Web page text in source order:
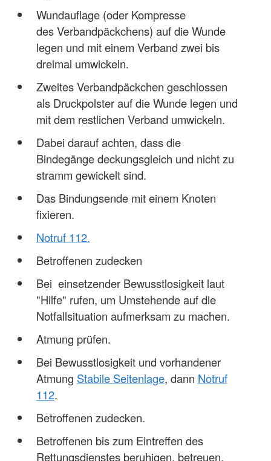
Wundauflage (oder Kompresse
des Verbandpäckchens) auf die Wunde
legen und mit einem Verband zwei bis
dreimal umwickeln.
Zweites Verbandpäckchen geschlossen
als Druckpolster auf die Wunde legen und
mit dem restlichen Verband umwickeln.
Dabei darauf achten, dass die
Bindegänge deckungsgleich und nicht zu
stramm gewickelt sind.
Das Bindungsende mit einem Knoten
fixieren.
Notruf 112.
Betroffenen zudecken
Bei einsetzender Bewusstlosigkeit laut
"Hilfe" rufen, um Umstehende auf die
Notfallsituation aufmerksam zu machen.
Atmung prüfen.
Bei Bewusstlosigkeit und vorhandener
Atmung Stabile Seitenlage, dann Notruf
112.
Betroffenen zudecken.
Betroffenen bis zum Eintreffen des
Rettungsdienstes beruhigen, betreuen,